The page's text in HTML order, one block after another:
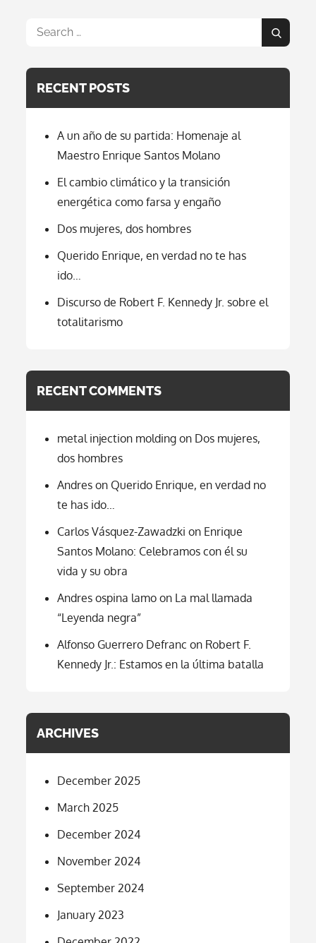
El
Flora
Y
Fauna
De
Search
Search
RECENT POSTS
A un año de su partida: Homenaje al
Maestro Enrique Santos Molano
El cambio climático y la transición
energética como farsa y engaño
Dos mujeres, dos hombres
Querido Enrique, en verdad no te has
ido…
Discurso de Robert F. Kennedy Jr. sobre el
totalitarismo
RECENT COMMENTS
metal injection molding on Dos mujeres,
dos hombres
Andres on Querido Enrique, en verdad no
te has ido…
Carlos Vásquez-Zawadzki on Enrique
Santos Molano: Celebramos con él su
vida y su obra
Andres ospina lamo on La mal llamada
“Leyenda negra”
Alfonso Guerrero Defranc on Robert F.
Kennedy Jr.: Estamos en la última batalla
ARCHIVES
December 2025
March 2025
December 2024
November 2024
September 2024
January 2023